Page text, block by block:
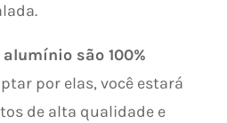
são 100%
por elas, você estará
de alta qualidade e